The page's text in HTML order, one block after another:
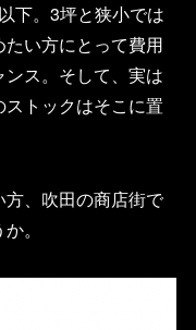
下。3坪と狭小では
い方にとって費用
ス。そして、実は
トックはそこに置
、吹田の商店街で
。